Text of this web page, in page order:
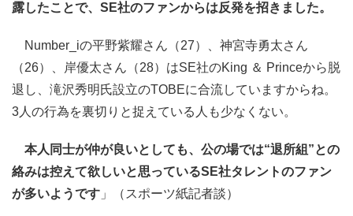
露したことで、SE社のファンからは反発を招きました。
Number_iの平野紫耀さん（27）、神宮寺勇太さん
（26）、岸優太さん（28）はSE社のKing ＆ Princeから脱
退し、滝沢秀明氏設立のTOBEに合流していますからね。
3人の行為を裏切りと捉えている人も少なくない。
本人同士が仲が良いとしても、公の場では“退所組”との
絡みは控えて欲しいと思っているSE社タレントのファン
が多いようです 」（スポーツ紙記者談）